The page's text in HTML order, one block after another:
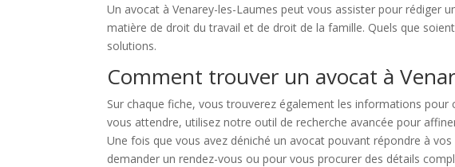
Un avocat à Venarey-les-Laumes peut vous assister pour rédiger
matière de droit du travail et de droit de la famille. Quels que
solutions.
Comment trouver un avocat à
Sur chaque fiche, vous trouverez également les informations
vous attendre, utilisez notre outil de recherche avancée pour
Une fois que vous avez déniché un avocat pouvant répondre à
demander un rendez-vous ou pour vous procurer des détails